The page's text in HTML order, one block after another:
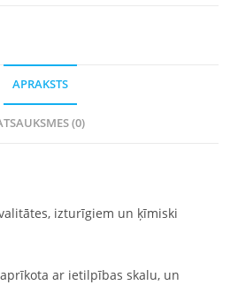
APRAKSTS
(0)
izturīgiem un ķīmiski
ar ietilpības skalu, un